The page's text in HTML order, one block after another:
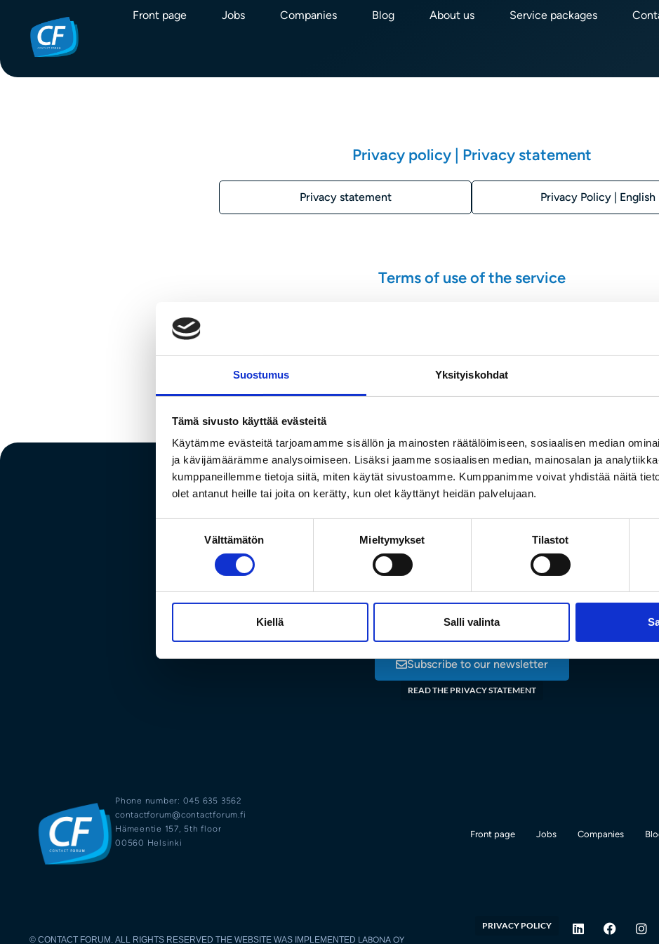
Suostumus Yksityiskohdat
Tämä sivusto käyttää evästeitä
Käytämme evästeitä tarjoamamme sisällön ja mainosten räätälöimiseen, sosiaalisen median
ja kävijämäärämme analysoimiseen. Lisäksi jaamme sosiaalisen median, mainosalan ja
kumppaneillemme tietoja siitä, miten käytät sivustoamme. Kumppanimme voivat yhdistää näitä
olet antanut heille tai joita on kerätty, kun olet käyttänyt heidän palvelujaan.
Välttämätön Mieltymykset Tilastot
Kiellä Salli valinta
Front page Jobs Companies Blog About us Service packages
Privacy policy | Privacy statement
Privacy statement Privacy Policy | English
Terms of use of the service
Subscribe to our
newsletter
Get job search tips, stay up to date with the latest employers and be the first to
It's worth subscribing to our newsletter!
Subscribe to our newsletter
READ THE PRIVACY STATEMENT
Phone number: 045 635 3562
contactforum@contactforum.fi
Hämeentie 157, 5th floor
00560 Helsinki
Front page Jobs Companies
© CONTACT FORUM. ALL RIGHTS RESERVED THE WEBSITE WAS IMPLEMENTED LABONA OY
PRIVACY POLICY